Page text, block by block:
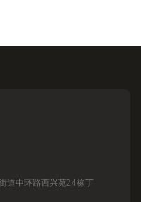
道中环路西兴苑24栋丁